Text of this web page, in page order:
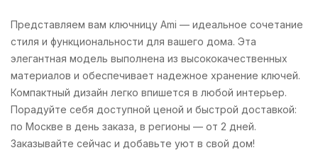
Представляем вам ключницу Ami — идеальное сочетание
стиля и функциональности для вашего дома. Эта
элегантная модель выполнена из высококачественных
материалов и обеспечивает надежное хранение ключей.
Компактный дизайн легко впишется в любой интерьер.
Порадуйте себя доступной ценой и быстрой доставкой:
по Москве в день заказа, в регионы — от 2 дней.
Заказывайте сейчас и добавьте уют в свой дом!